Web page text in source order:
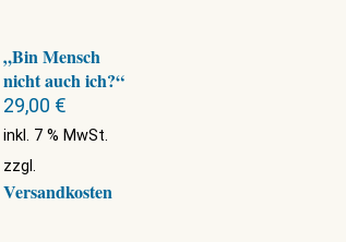
„Bin Mensch
nicht auch ich?“
29,00 €
inkl. 7 % MwSt.
zzgl.
Versandkosten